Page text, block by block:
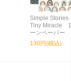
Simple
Tiny Miracle
ーンペーパー
130円(税込)